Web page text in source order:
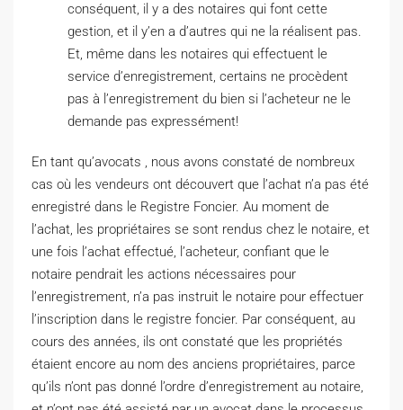
conséquent, il y a des notaires qui font cette
gestion, et il y’en a d’autres qui ne la réalisent pas.
Et, même dans les notaires qui effectuent le
service d’enregistrement, certains ne procèdent
pas à l’enregistrement du bien si l’acheteur ne le
demande pas expressément!
En tant qu’avocats , nous avons constaté de nombreux
cas où les vendeurs ont découvert que l’achat n’a pas été
enregistré dans le Registre Foncier. Au moment de
l’achat, les propriétaires se sont rendus chez le notaire, et
une fois l’achat effectué, l’acheteur, confiant que le
notaire pendrait les actions nécessaires pour
l’enregistrement, n’a pas instruit le notaire pour effectuer
l’inscription dans le registre foncier. Par conséquent, au
cours des années, ils ont constaté que les propriétés
étaient encore au nom des anciens propriétaires, parce
qu’ils n’ont pas donné l’ordre d’enregistrement au notaire,